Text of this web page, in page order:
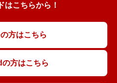
はこちらから！
方はこちら
方はこちら